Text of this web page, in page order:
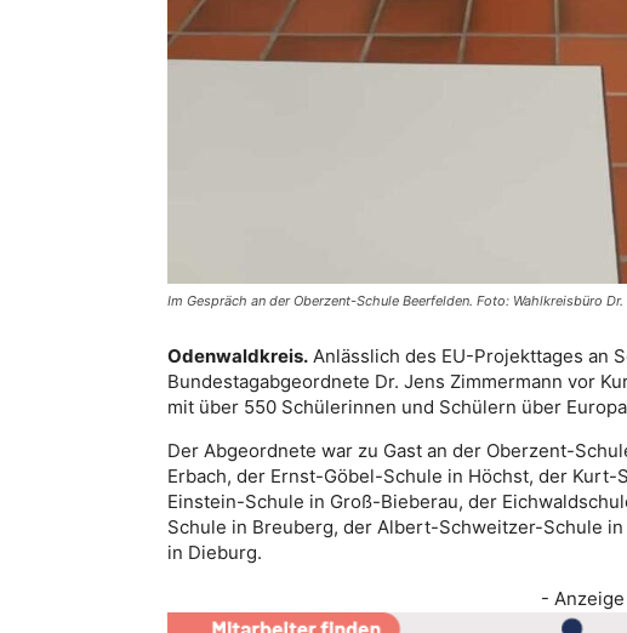
Im Gespräch an der Oberzent-Schule Beerfelden. Foto: Wahlkreisbüro
Odenwaldkreis. Anlässlich des EU-Projekttages an
Bundestagabgeordnete Dr. Jens Zimmermann vor
mit über 550 Schülerinnen und Schülern über
Der Abgeordnete war zu Gast an der Oberzent-
Erbach, der Ernst-Göbel-Schule in Höchst, der
Einstein-Schule in Groß-Bieberau, der
Schule in Breuberg, der Albert-Schweitzer-Schule
in Dieburg.
-